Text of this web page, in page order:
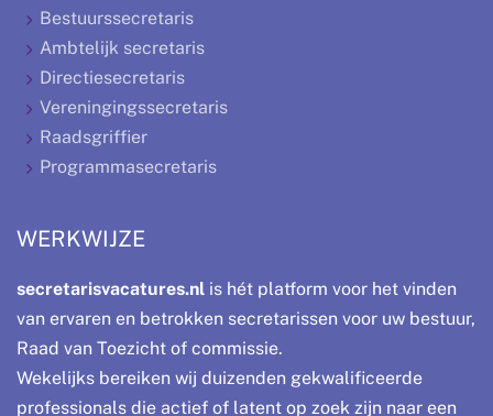
Bestuurssecretaris
Ambtelijk secretaris
Directiesecretaris
Vereningingssecretaris
Raadsgriffier
Programmasecretaris
WERKWIJZE
secretarisvacatures.nl is hét platform voor het vinden
van ervaren en betrokken secretarissen voor uw bestuur,
Raad van Toezicht of commissie.
Wekelijks bereiken wij duizenden gekwalificeerde
professionals die actief of latent op zoek zijn naar een